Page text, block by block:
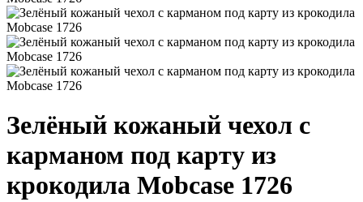
Зелёный кожаный чехол с
карманом под карту из
крокодила Mobcase 1726